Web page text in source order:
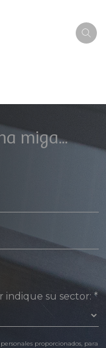
miga...
indique su sector: *
proporcionados, para